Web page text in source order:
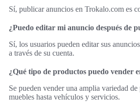
Sí, publicar anuncios en Trokalo.com es
¿Puedo editar mi anuncio después de
Sí, los usuarios pueden editar sus
a través de su cuenta.
¿Qué tipo de productos puedo vender
Se pueden vender una amplia variedad de
muebles hasta vehículos y servicios.